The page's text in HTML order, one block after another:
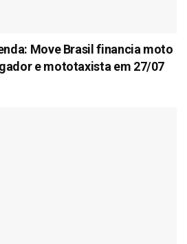
Move Brasil financia moto
e mototaxista em 27/07